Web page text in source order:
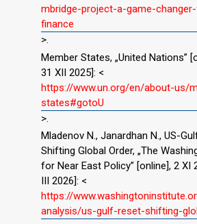
mbridge-project-a-game-
finance
>.
Member States, „United Nations”
31 XII 2025]: <
https://www.un.org/en/about-us/
states#gotoU
>.
Mladenov N., Janardhan N., US-
Shifting Global Order, „The
for Near East Policy” [online], 2 XI
III 2026]: <
https://
analysis/us-gulf-reset-shifting-